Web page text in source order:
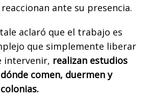
ante su presencia.
aclaró que el trabajo es
que simplemente liberar
intervenir, realizan estudios
comen, duermen y